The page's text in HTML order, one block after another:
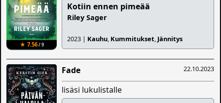
★ 7.56/ 9
Kotiin ennen pimeää
Riley Sager
2023 | Kauhu, Kummitukset, Jännitys
22.10.2023
Fade
lisäsi lukulistalle